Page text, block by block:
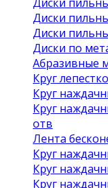
Диски
Диски
Диски по
Абразивные
Круг
Круг
Круг
отв
Лента
Круг
Круг
Круг